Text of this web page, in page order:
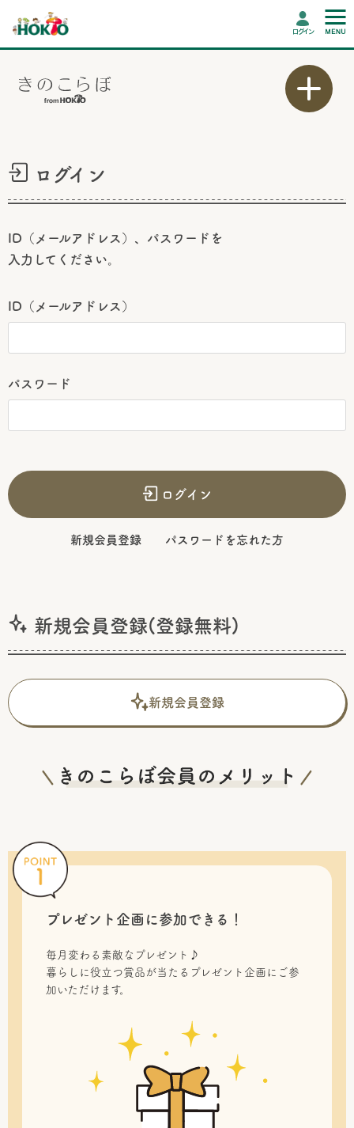
ログイン
ログイン
ID（メールアドレス）、パスワードを
入力してください。
ID（メールアドレス）
パスワード
ログイン
新規会員登録 パスワードを忘れた方
新規会員登録(登録無料)
新規会員登録
プレゼント企画に参加できる！
毎月変わる素敵なプレゼント♪
暮らしに役立つ賞品が当たるプレゼント企画にご参
加いただけます。